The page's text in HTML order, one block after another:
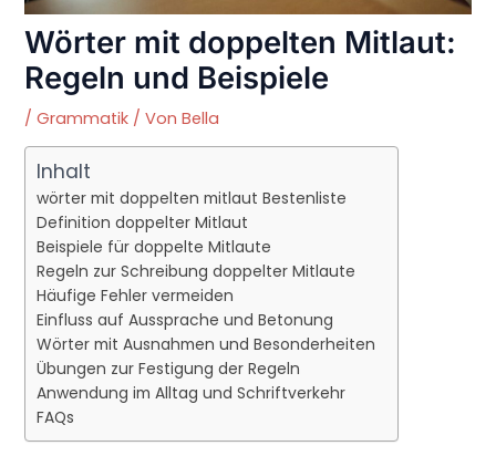
Wörter mit doppelten Mitlaut:
Regeln und Beispiele
/Grammatik / VonBella
Inhalt
wörter mit doppelten mitlaut Bestenliste
Definition doppelter Mitlaut
Beispiele für doppelte Mitlaute
Regeln zur Schreibung doppelter Mitlaute
Häufige Fehler vermeiden
Einfluss auf Aussprache und Betonung
Wörter mit Ausnahmen und Besonderheiten
Übungen zur Festigung der Regeln
Anwendung im Alltag und Schriftverkehr
FAQs